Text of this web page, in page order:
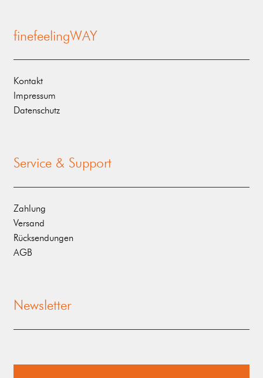
finefeelingWAY
Kontakt
Impressum
Datenschutz
Service & Support
Zahlung
Versand
Rücksendungen
AGB
Newsletter